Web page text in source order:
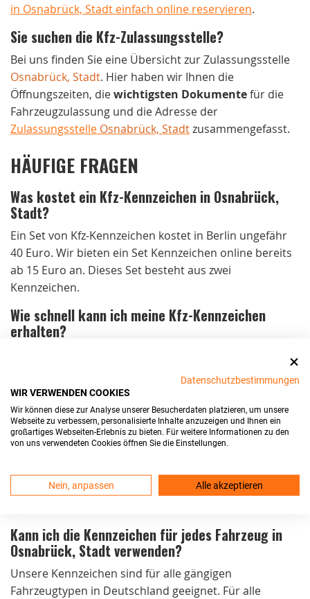
in Osnabrück, Stadt einfach online reservieren.
Sie suchen die Kfz-Zulassungsstelle?
Bei uns finden Sie eine Übersicht zur Zulassungsstelle
Osnabrück, Stadt. Hier haben wir Ihnen die
Öffnungszeiten, diewichtigsten Dokumentefür die
Fahrzeugzulassung und die Adresse der
Zulassungsstelle Osnabrück, Stadtzusammengefasst.
HÄUFIGE FRAGEN
Was kostet ein Kfz-Kennzeichen in Osnabrück,
Stadt?
Ein Set von Kfz-Kennzeichen kostet in Berlin ungefähr
40 Euro. Wir bieten ein Set Kennzeichen online bereits
ab 15 Euro an. Dieses Set besteht aus zwei
Kennzeichen.
Wie schnell kann ich meine Kfz-Kennzeichen
erhalten?
die Kennzeichen noch am selben Tag. Der Versand ist
kostenlos und die Lieferung erfolgt in der Regel
innerhalb von 24 Stunden.
Sind Ihre Kfz-Kennzeichen in Osnabrück, Stadt
Ja, unsere Kennzeichen sind DIN-zertifiziert und erfüllen
Kann ich die Kennzeichen für jedes Fahrzeug in
Osnabrück, Stadt verwenden?
Unsere Kennzeichen sind für alle gängigen
Fahrzeugtypen in Deutschland geeignet. Für alle
Datenschutzbestimmungen
WIR VERWENDEN COOKIES
Wir können diese zur Analyse unserer Besucherdaten platzieren, um unsere
Webseite zu verbessern, personalisierte Inhalte anzuzeigen und Ihnen ein
großartiges Webseiten-Erlebnis zu bieten. Für weitere Informationen zu den
von uns verwendeten Cookies öffnen Sie die Einstellungen.
Nein, anpassen Alle akzeptieren